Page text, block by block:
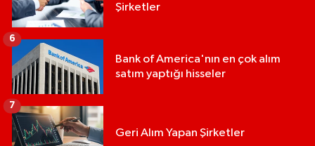
Şirketler
Bank of America'nın en çok alım
satım yaptığı hisseler
6
Geri Alım Yapan Şirketler
7